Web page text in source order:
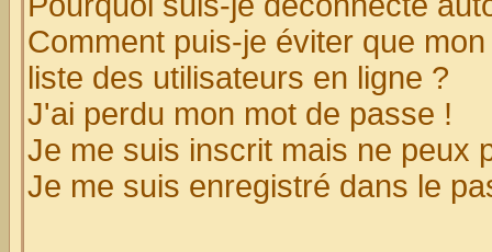
Comment puis-je éviter que
liste des utilisateurs en ligne ?
J'ai perdu mon mot de passe !
Je me suis inscrit mais ne peux
Je me suis enregistré dans le